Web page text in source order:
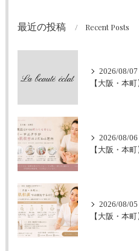
最近の投稿 Recent Posts
2026/08/07
2026/08/06
2026/08/05